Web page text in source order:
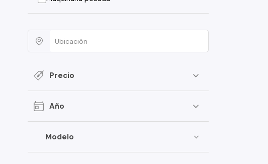
Precio
Año
Modelo